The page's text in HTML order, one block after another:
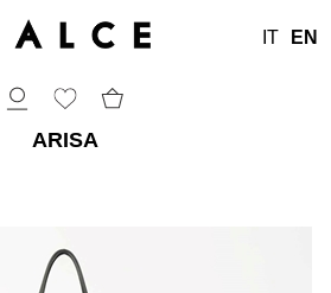
IT EN
ARISA